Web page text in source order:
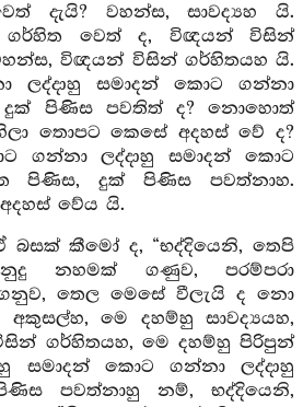
දැයි? වහන්ස, සාවද්‍යහ යි.
වෙත් ද, විඥයන් විසින්
වහන්ස, විඥයන් විසින් ගර්හිතයහ යි.
ලද්දාහු සමාදන් කොට ගන්නා
දුක් පිණිස පවතිත් ද? නොහොත්
තොපට කෙසේ අදහස් වේ ද?
ගන්නා ලද්දාහු සමාදන් කොට
පිණිස, දුක් පිණිස පවත්නාහ.
වේය යි.
බසක් කීමෝ ද, “භද්දියෙනි, තෙපි
නහමක් ගණුව, පරම්පරා
තෙල මෙසේ වීලැයි ද නො
මෙ දහම්හු සාවද්‍යයහ,
ගර්හිතයහ, මෙ දහම්හු පිරිපුන්
සමාදන් කොට ගන්නා ලද්දාහු
පවත්නාහු නම්, භද්දියෙනි,